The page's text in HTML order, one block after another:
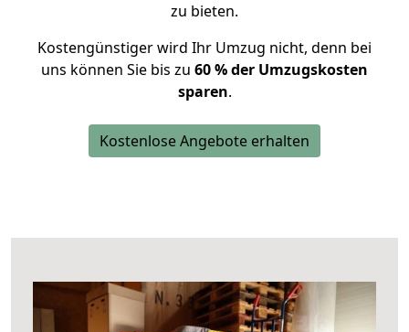
zu bieten.
Kostengünstiger wird Ihr Umzug nicht, denn bei
uns können Sie bis zu 60 % der Umzugskosten
sparen.
Kostenlose Angebote erhalten